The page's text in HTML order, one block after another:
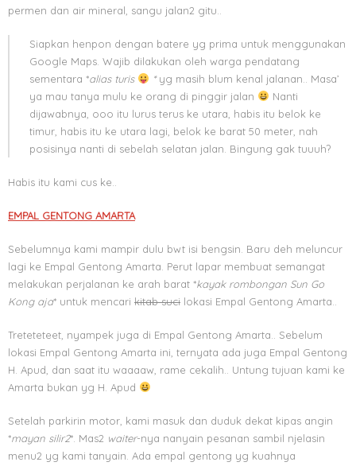
permen dan air mineral, sangu jalan2 gitu..
Siapkan henpon dengan batere yg prima untuk menggunakan
Google Maps. Wajib dilakukan oleh warga pendatang
sementara *alias turis *yg masih blum kenal jalanan.. Masa’
ya mau tanya mulu ke orang di pinggir jalan
Nanti
dijawabnya, ooo itu lurus terus ke utara, habis itu belok ke
timur, habis itu ke utara lagi, belok ke barat 50 meter, nah
posisinya nanti di sebelah selatan jalan. Bingung gak tuuuh?
Habis itu kami cus ke..
EMPAL GENTONG AMARTA
Sebelumnya kami mampir dulu bwt isi bengsin. Baru deh meluncur
lagi ke Empal Gentong Amarta. Perut lapar membuat semangat
melakukan perjalanan ke arah barat *kayak rombongan Sun Go
Kong aja* untuk mencari kitab suci lokasi Empal Gentong Amarta..
Treteteteet, nyampek juga di Empal Gentong Amarta.. Sebelum
lokasi Empal Gentong Amarta ini, ternyata ada juga Empal Gentong
H. Apud, dan saat itu waaaaw, rame cekalih.. Untung tujuan kami ke
Amarta bukan yg H. Apud
Setelah parkirin motor, kami masuk dan duduk dekat kipas angin
*mayan silir2*. Mas2 waiter-nya nanyain pesanan sambil njelasin
menu2 yg kami tanyain. Ada empal gentong yg kuahnya